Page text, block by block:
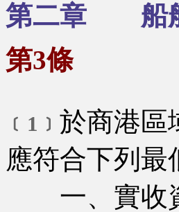
第二章 船舶
第3條
﹝1﹞ 於商港區
應符合下列最
一、實收資